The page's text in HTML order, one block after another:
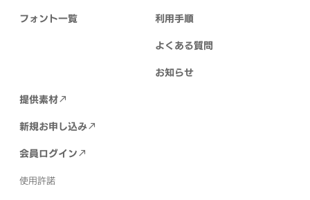
フォント一覧
利用手順
よくある質問
お知らせ
提供素材
新規お申し込み
会員ログイン
使用許諾